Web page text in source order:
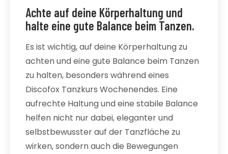
Achte auf deine Körperhaltung und
halte eine gute Balance beim Tanzen.
Es ist wichtig, auf deine Körperhaltung zu
achten und eine gute Balance beim Tanzen
zu halten, besonders während eines
Discofox Tanzkurs Wochenendes. Eine
aufrechte Haltung und eine stabile Balance
helfen nicht nur dabei, eleganter und
selbstbewusster auf der Tanzfläche zu
wirken, sondern auch die Bewegungen